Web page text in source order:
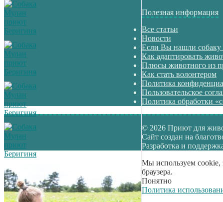
Полезная информация
Все статьи
Новости
Если Вы нашли
Как адаптировать
Плюсы животного из
Как стать волонтером
Политика
Пользовательское
Политика обработки
© 2026 Приют для
Сайт создан на
Разработка и
Мы используем cookie,
браузера.
Понятно
Политика